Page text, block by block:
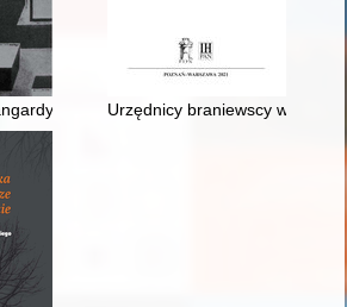
i inne szkiceUrzędnicy braniewscy w